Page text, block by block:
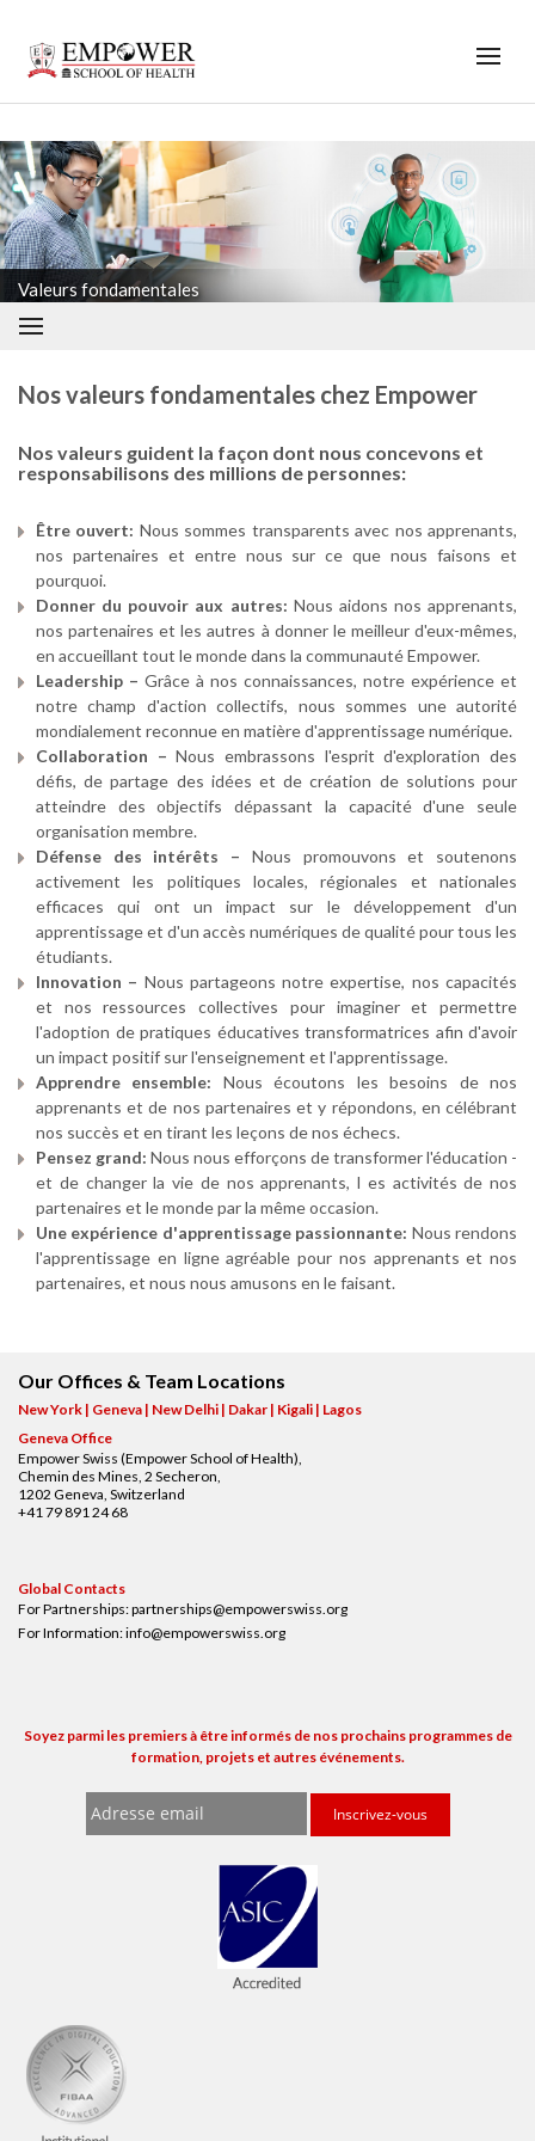
Valeurs fondamentales
Nos valeurs fondamentales chez Empower
Nos valeurs guident la façon dont nous concevons et
responsabilisons des millions de personnes:
Être ouvert: Nous sommes transparents avec nos apprenants,
nos partenaires et entre nous sur ce que nous faisons et
pourquoi.
Donner du pouvoir aux autres: Nous aidons nos apprenants,
nos partenaires et les autres à donner le meilleur d'eux-mêmes,
en accueillant tout le monde dans la communauté Empower.
Leadership – Grâce à nos connaissances, notre expérience et
notre champ d'action collectifs, nous sommes une autorité
mondialement reconnue en matière d'apprentissage numérique.
Collaboration – Nous embrassons l'esprit d'exploration des
défis, de partage des idées et de création de solutions pour
atteindre des objectifs dépassant la capacité d'une seule
organisation membre.
Défense des intérêts – Nous promouvons et soutenons
activement les politiques locales, régionales et nationales
efficaces qui ont un impact sur le développement d'un
apprentissage et d'un accès numériques de qualité pour tous les
étudiants.
Innovation – Nous partageons notre expertise, nos capacités
et nos ressources collectives pour imaginer et permettre
l'adoption de pratiques éducatives transformatrices afin d'avoir
un impact positif sur l'enseignement et l'apprentissage.
Apprendre ensemble: Nous écoutons les besoins de nos
apprenants et de nos partenaires et y répondons, en célébrant
nos succès et en tirant les leçons de nos échecs.
Pensez grand: Nous nous efforçons de transformer l'éducation -
et de changer la vie de nos apprenants, l es activités de nos
partenaires et le monde par la même occasion.
Une expérience d'apprentissage passionnante: Nous rendons
l'apprentissage en ligne agréable pour nos apprenants et nos
partenaires, et nous nous amusons en le faisant.
Our Offices & Team Locations
New York | Geneva | New Delhi | Dakar | Kigali | Lagos
Geneva Office
Empower Swiss (Empower School of Health),
Chemin des Mines, 2 Secheron,
1202 Geneva, Switzerland
+41 79 891 24 68
Global Contacts
For Partnerships:partnerships@empowerswiss.org
For Information:info@empowerswiss.org
Soyez parmi les premiers à être informés de nos prochains programmes de
formation, projets et autres événements.